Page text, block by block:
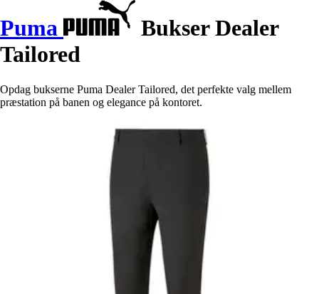
Puma
Bukser Dealer
Tailored
Opdag bukserne Puma Dealer Tailored, det perfekte valg mellem
præstation på banen og elegance på kontoret.